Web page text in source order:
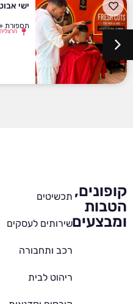
ישי
תספורת
הרצליה
קופונים,
הטבות
ומבצעים
תכשיטים
שירותים לעסקים
רכב ותחבורה
ריהוט לבית